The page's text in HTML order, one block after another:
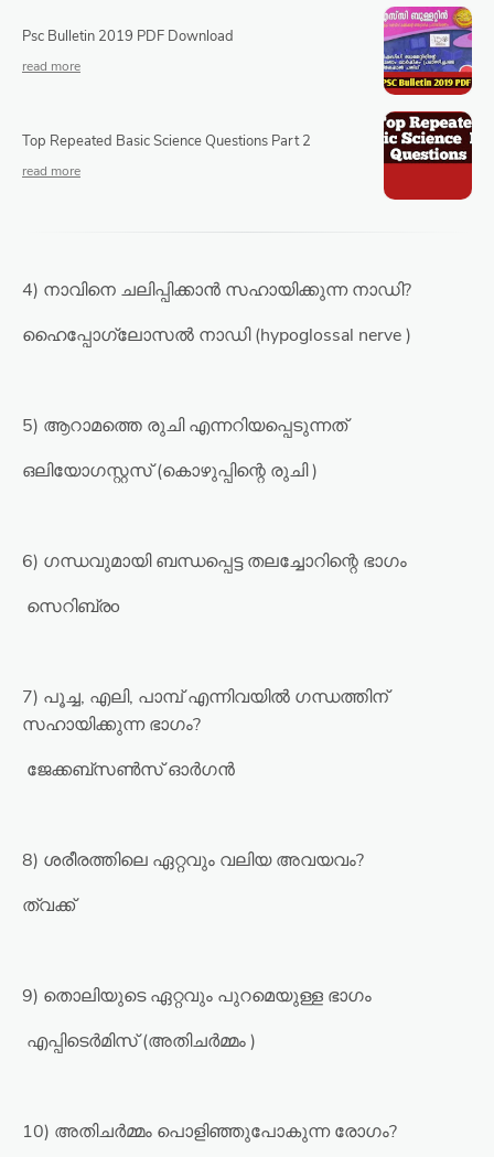
Psc Bulletin 2019 PDF Download
Top Repeated Basic Science Questions Part 2
4) നാവിനെ ചലിപ്പിക്കാൻ സഹായിക്കുന്ന നാഡി?
ഹൈപ്പോഗ്ലോസൽ നാഡി (hypoglossal nerve )
5) ആറാമത്തെ രുചി എന്നറിയപ്പെടുന്നത്
ഒലിയോഗസ്റ്റസ് (കൊഴുപ്പിന്റെ രുചി )
6) ഗന്ധവുമായി ബന്ധപ്പെട്ട തലച്ചോറിന്റെ ഭാഗം
സെറിബ്രo
7) പൂച്ച, എലി, പാമ്പ് എന്നിവയിൽ ഗന്ധത്തിന്
സഹായിക്കുന്ന ഭാഗം?
ജേക്കബ്സൺസ് ഓർഗൻ
8) ശരീരത്തിലെ ഏറ്റവും വലിയ അവയവം?
ത്വക്ക്
9) തൊലിയുടെ ഏറ്റവും പുറമെയുള്ള ഭാഗം
എപ്പിടെർമിസ് (അതിചർമ്മം )
10) അതിചർമ്മം പൊളിഞ്ഞുപോകുന്ന രോഗം?